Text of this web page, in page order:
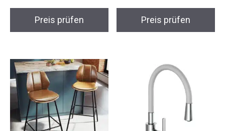
Preis prüfen Preis prüfen